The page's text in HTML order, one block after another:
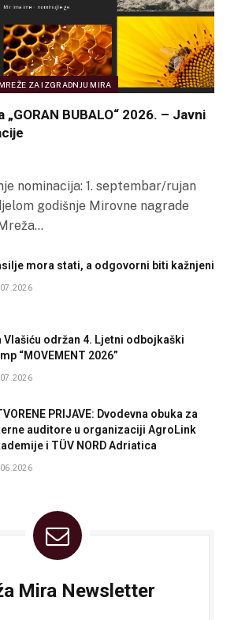
ZA IZGRADNJU MIRA
BUBALO“ 2026. – Javni
nominacija: 1. septembar/rujan
godišnje Mirovne nagrade
mora stati, a odgovorni biti kažnjeni
Vlašiću održan 4. Ljetni odbojkaški
“MOVEMENT 2026”
PRIJAVE: Dvodevna obuka za
auditore u organizaciji AgroLink
i TÜV NORD Adriatica
Mira Newsletter